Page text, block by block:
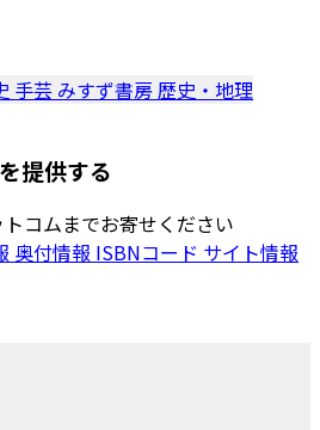
手芸 みすず書房 歴史・地理
提供する
コムまでお寄せください
奥付情報 ISBNコード サイト情報